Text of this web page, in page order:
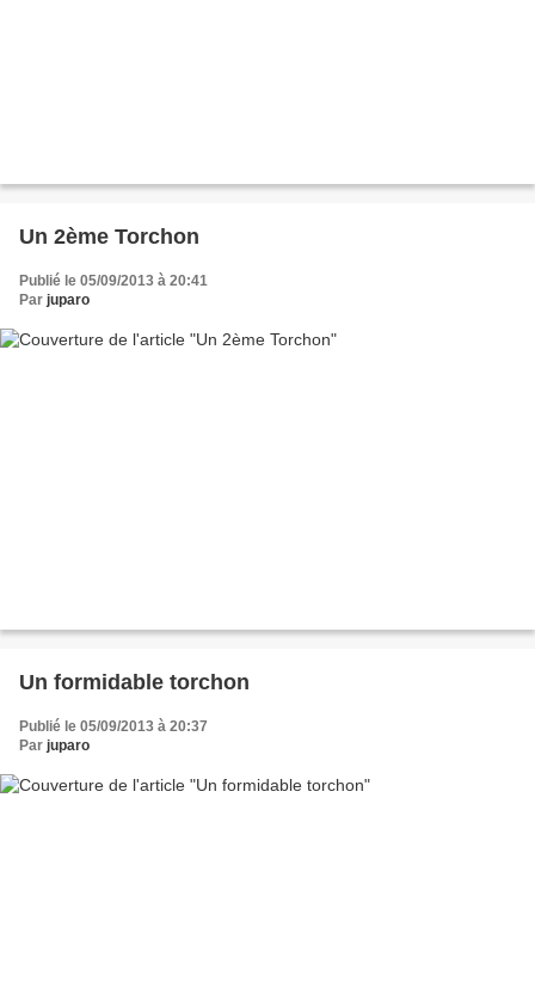
Un 2ème Torchon
Publié le 05/09/2013 à 20:41
Par juparo
Un formidable torchon
Publié le 05/09/2013 à 20:37
Par juparo